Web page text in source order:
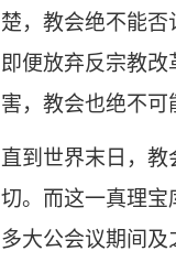
楚，教会绝不能
即便放弃反宗教
害，教会也绝不可
直到世界末日，
切。而这一真理
多大公会议期间